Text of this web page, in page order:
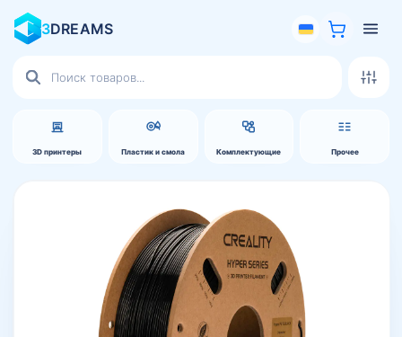
3DREAMS
3D принтеры Пластик и смола Комплектующие Прочее
товаров